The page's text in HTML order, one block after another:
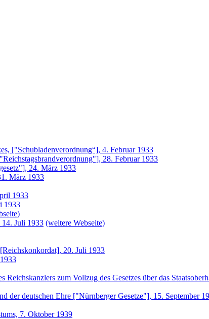
["Schubladenverordnung“], 4. Februar 1933
28. Februar 1933
24. März 1933
März 1933
1933
1933
14. Juli 1933 (weitere Webseite)
20. Juli 1933
Reichskanzlers zum Vollzug des Gesetzes über das
der deutschen Ehre ["Nürnberger Gesetze"], 15. September
7. Oktober 1939